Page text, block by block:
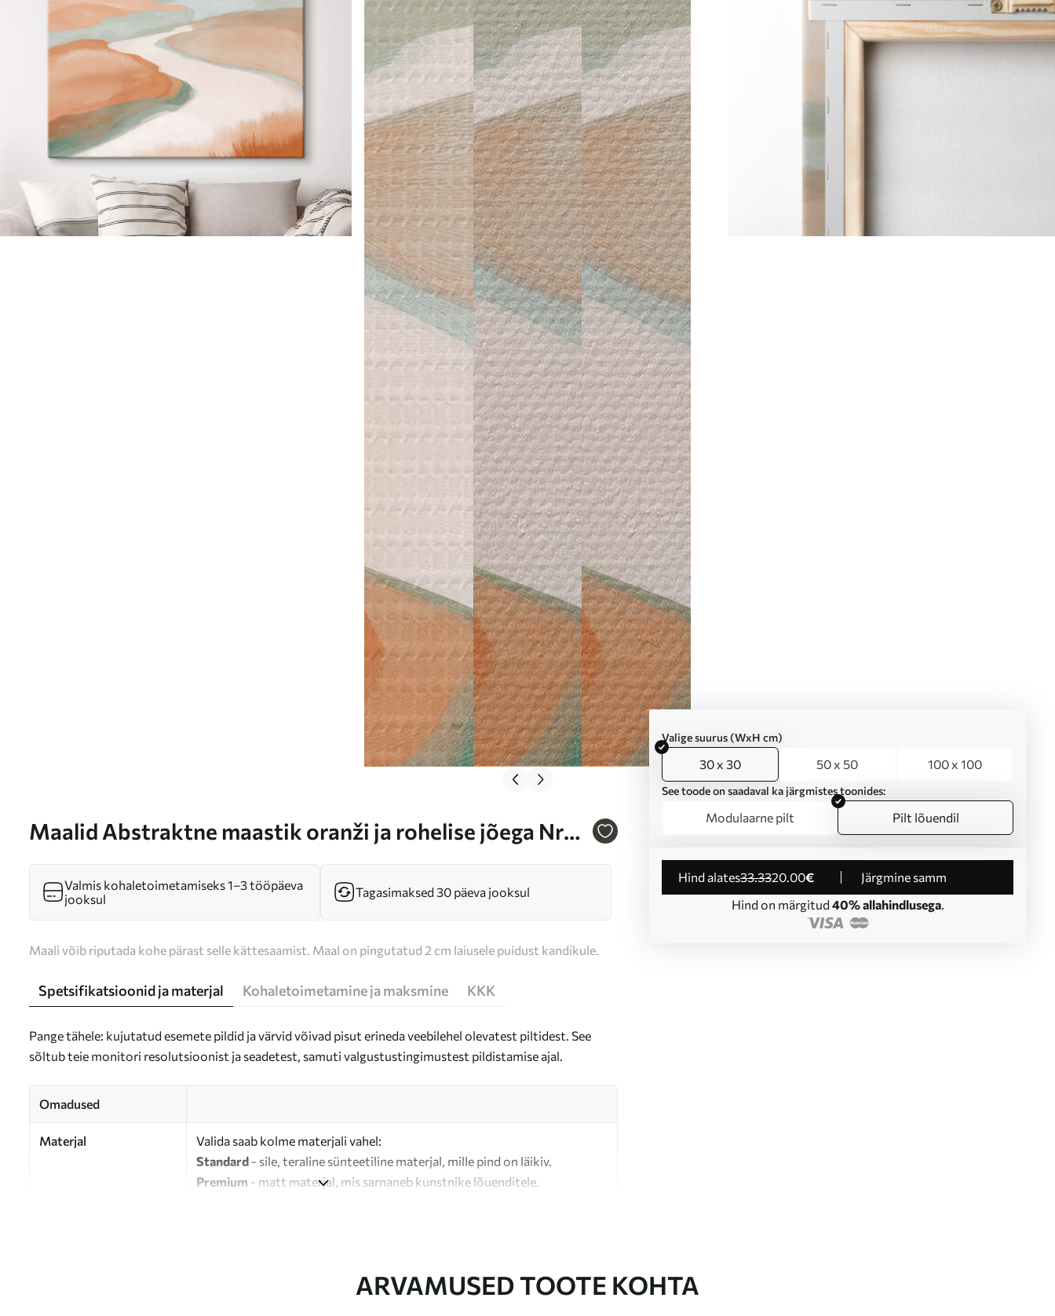
Maalid Abstraktne maastik oranži ja rohelise jõega Nr
Valige suurus (WxH cm)
30 x 30 50 x 50 100 x 100
See toode on saadaval ka järgmistes toonides:
Modulaarne pilt Pilt lõuendil
Hind alates33.3320.00€
Järgmine samm
Hind on märgitud 40% allahindlusega.
Valmis kohaletoimetamiseks 1–3 tööpäeva
jooksul
Tagasimaksed 30 päeva jooksul
Maali võib riputada kohe pärast selle kättesaamist. Maal on pingutatud 2 cm laiusele puidust kandikule.
Spetsifikatsioonid ja materjal Kohaletoimetamine ja maksmine KKK
Pange tähele: kujutatud esemete pildid ja värvid võivad pisut erineda veebilehel olevatest piltidest. See
sõltub teie monitori resolutsioonist ja seadetest, samuti valgustustingimustest pildistamise ajal.
Omadused
Materjal
Valida saab kolme materjali vahel:
Standard - sile, teraline sünteetiline materjal, mille pind on läikiv.
Premium - matt materjal, mis sarnaneb kunstnike lõuenditele.
ARVAMUSED TOOTE KOHTA